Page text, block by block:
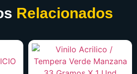
Relacionados